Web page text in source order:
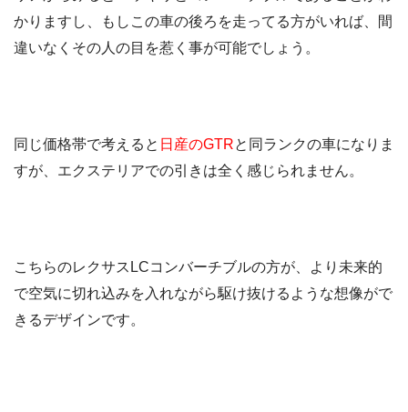
かりますし、もしこの車の後ろを走ってる方がいれば、間
違いなくその人の目を惹く事が可能でしょう。
同じ価格帯で考えると 日産のGTRと同ランクの車になりま
すが、エクステリアでの引きは全く感じられません。
こちらのレクサスLCコンバーチブルの方が、より未来的
で空気に切れ込みを入れながら駆け抜けるような想像がで
きるデザインです。